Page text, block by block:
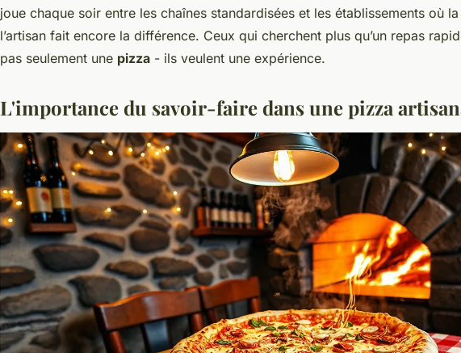
joue chaque soir entre les chaînes standardisées et les établissements où
l’artisan fait encore la différence. Ceux qui cherchent plus qu’un repas
pas seulement une pizza - ils veulent une expérience.
L'importance du savoir-faire dans une pizza